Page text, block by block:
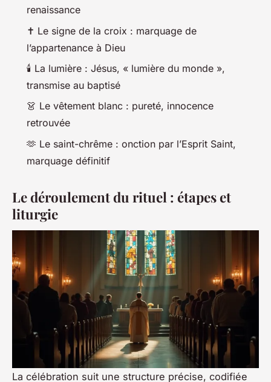
renaissance
✝️ Le signe de la croix : marquage de
l’appartenance à Dieu
🕯️ La lumière : Jésus, « lumière du monde »,
transmise au baptisé
👗 Le vêtement blanc : pureté, innocence
retrouvée
🫶 Le saint-chrême : onction par l’Esprit Saint,
marquage définitif
Le déroulement du rituel : étapes et
liturgie
La célébration suit une structure précise, codifiée